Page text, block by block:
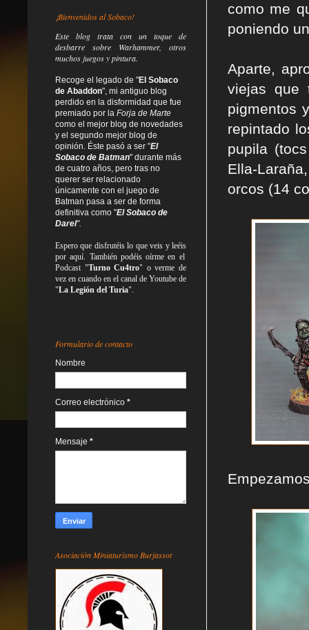
como me
poniendo
Aparte,
viejas que
pigmentos
repintado
pupila
Ella-
orcos (14
¡Bienvenidos al Sobaco!
Este blog trata con un toque de
desbarre sobre Warhammer, otros
muchos juegos y pintura.
Recoge el legado de "El Sobaco
de Abaddon", mi antiguo blog
perdido en la disformidad que fue
premiado por la Forja de Marte
como el mejor blog de novedades
y el segundo mejor blog de
opinión. Éste pasó a ser "El
Sobaco de Batman" durante más
de cuatro años, pero tras no
querer ser relacionado
únicamente con el juego de
Batman pasa a ser de forma
definitiva como "El Sobaco de
Darel".
Espero que disfrutéis lo queveis yleéis
por aquí. También podéis oírme en el
Podcast "Turno Cu4tro" o verme de
vez en cuando en el canal de Youtube de
"La Legión del Turia".
Formulario de contacto
Nombre
Correo electrónico *
Mensaje *
Asociación Miniaturismo Burjassot